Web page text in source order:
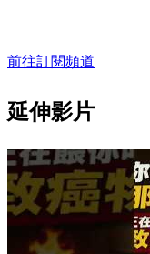
前往訂閱頻道
延伸影片